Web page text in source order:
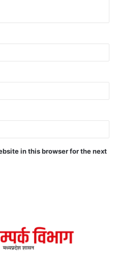
in this browser for the next